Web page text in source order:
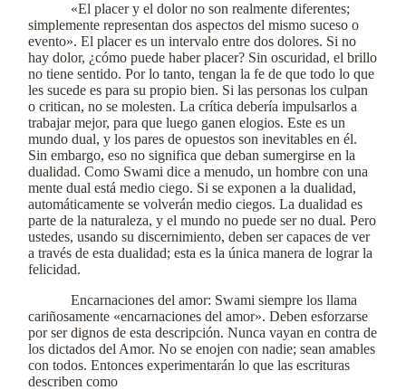
«El placer y el dolor no son realmente diferentes;
simplemente representan dos aspectos del mismo suceso o
evento». El placer es un intervalo entre dos dolores. Si no
hay dolor, ¿cómo puede haber placer? Sin oscuridad, el brillo
no tiene sentido. Por lo tanto, tengan la fe de que todo lo que
les sucede es para su propio bien. Si las personas los culpan
o critican, no se molesten. La crítica debería impulsarlos a
trabajar mejor, para que luego ganen elogios. Este es un
mundo dual, y los pares de opuestos son inevitables en él.
Sin embargo, eso no significa que deban sumergirse en la
dualidad. Como Swami dice a menudo, un hombre con una
mente dual está medio ciego. Si se exponen a la dualidad,
automáticamente se volverán medio ciegos. La dualidad es
parte de la naturaleza, y el mundo no puede ser no dual. Pero
ustedes, usando su discernimiento, deben ser capaces de ver
a través de esta dualidad; esta es la única manera de lograr la
felicidad.
Encarnaciones del amor: Swami siempre los llama
cariñosamente «encarnaciones del amor». Deben esforzarse
por ser dignos de esta descripción. Nunca vayan en contra de
los dictados del Amor. No se enojen con nadie; sean amables
con todos. Entonces experimentarán lo que las escrituras
describen como